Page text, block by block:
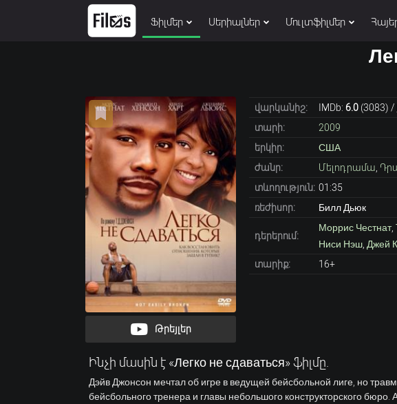
Ֆիլմեր Սերիալներ Մուլտֆիլմեր
Թրեյլեր
վարկանիշ: IMDb: 6.0(3083) /
տարի:
2009
երկիր:
США
ժանր:
Մելոդրամա
տևողություն: 01:35
ռեժիսոր:
Билл Дьюк
դերերում:
Моррис Честнат,
Ниси Нэш, Джей
տարիք:
16+
Ինչի մասին է «Легко не сдаваться» ֆիլմը.
Дэйв Джонсон мечтал об игре в ведущей бейсбольной лиге, но
бейсбольного тренера и главы небольшого конструкторского